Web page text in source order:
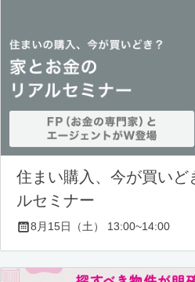
住まい購入、今が買いど
ルセミナー
8月15日（土） 13:00~14:00